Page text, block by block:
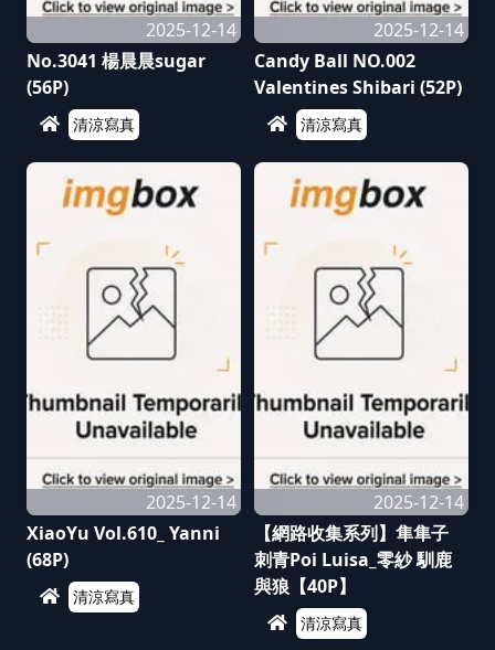
2025-12-14
No.3041 楊晨晨sugar
(56P)
清涼寫真
2025-12-14
Candy Ball NO.002
Valentines Shibari (52P)
清涼寫真
2025-12-14
XiaoYu Vol.610_ Yanni
(68P)
清涼寫真
2025-12-14
【網路收集系列】隼隼子
刺青Poi Luisa_零紗 馴鹿
與狼【40P】
清涼寫真